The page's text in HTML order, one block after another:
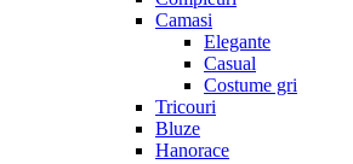
Camasi
Elegante
Casual
Costume gri
Tricouri
Bluze
Hanorace